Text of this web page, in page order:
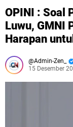
OPINI : Soal
Luwu, GMNI
Harapan
Admin-Zen_
15 Desember